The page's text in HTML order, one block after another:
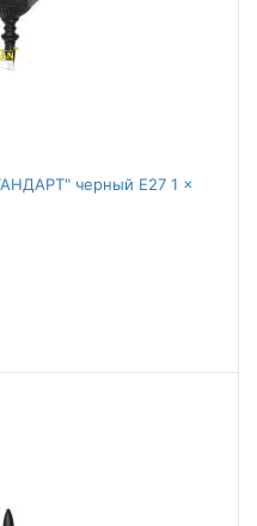
черный E27 1 x